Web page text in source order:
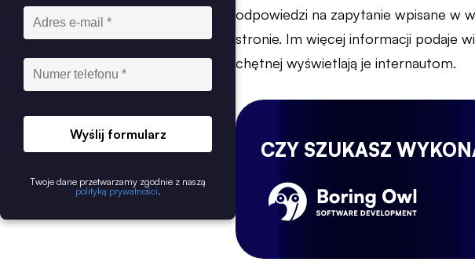
Wyślij formularz
Twoje dane przetwarzamy zgodnie z naszą
polityką prywatności
odpowiedzi na zapytanie wpisane w
stronie. Im więcej informacji podaje
chętnej wyświetlają je internautom.
CZY SZUKASZ